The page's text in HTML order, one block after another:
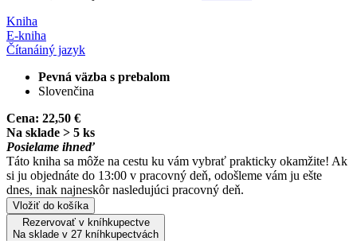
Kniha
E-kniha
Čítanáiný jazyk
Pevná väzba s prebalom
Slovenčina
Cena: 22,50 €
Na sklade > 5 ks
Posielame ihneď
Táto kniha sa môže na cestu ku vám vybrať prakticky okamžite! Ak
si ju objednáte do 13:00 v pracovný deň, odošleme vám ju ešte
dnes, inak najneskôr nasledujúci pracovný deň.
Vložiť do košíka
Rezervovať v kníhkupectve
Na sklade v 27 kníhkupectvách